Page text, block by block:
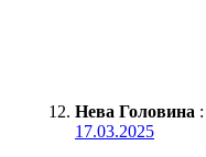
Нева Головина :
17.03.2025